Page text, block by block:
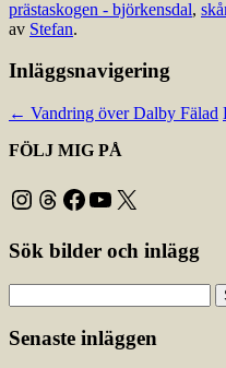
prästaskogen - björkensdal,
av Stefan.
Inläggsnavigering
← Vandring över Dalby Fälad
FÖLJ MIG PÅ
Instagram
Threads
Facebook
YouTube
X
Sök bilder och inlägg
efter:
Senaste inläggen